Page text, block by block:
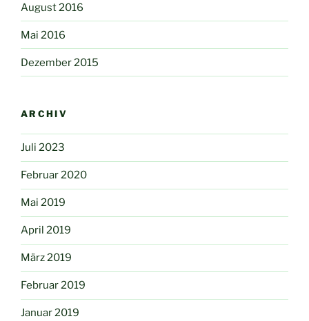
August 2016
Mai 2016
Dezember 2015
ARCHIV
Juli 2023
Februar 2020
Mai 2019
April 2019
März 2019
Februar 2019
Januar 2019